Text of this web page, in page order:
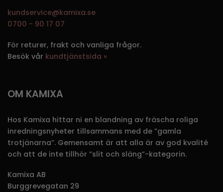
kundservice@kamixa.se
0700 - 90 17 07
För returer, frakt och vanliga frågor.
Besök vår kundtjänstsida »
OM KAMIXA
Hos Kamixa hittar ni en blandning av fräscha roliga
inredningsnyheter tillsammans med de ”gamla
trotjänarna”. Gemensamt är att alla är av god kvalité
och att de inte tillhör ”slit och släng”-kategorin.
Kamixa AB
Burggrevegatan 29